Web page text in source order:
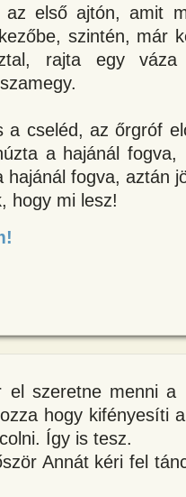
első ajtón, amit
szintén, már
rajta egy
cseléd, az őrgróf
a hajánál
hajánál fogva, aztán
hogy mi lesz!
el szeretne menni a
hogy kifényesíti
Így is tesz.
Annát kéri fel